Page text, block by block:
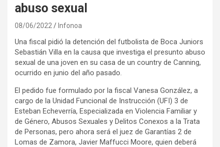
abuso sexual
08/06/2022 Infonoa
Una fiscal pidió la detención del futbolista de Boca Juniors
Sebastián Villa en la causa que investiga el presunto abuso
sexual de una joven en su casa de un country de Canning,
ocurrido en junio del año pasado.
El pedido fue formulado por la fiscal Vanesa González, a
cargo de la Unidad Funcional de Instrucción (UFI) 3 de
Esteban Echeverría, Especializada en Violencia Familiar y
de Género, Abusos Sexuales y Delitos Conexos a la Trata
de Personas, pero ahora será el juez de Garantías 2 de
Lomas de Zamora, Javier Maffucci Moore, quien deberá